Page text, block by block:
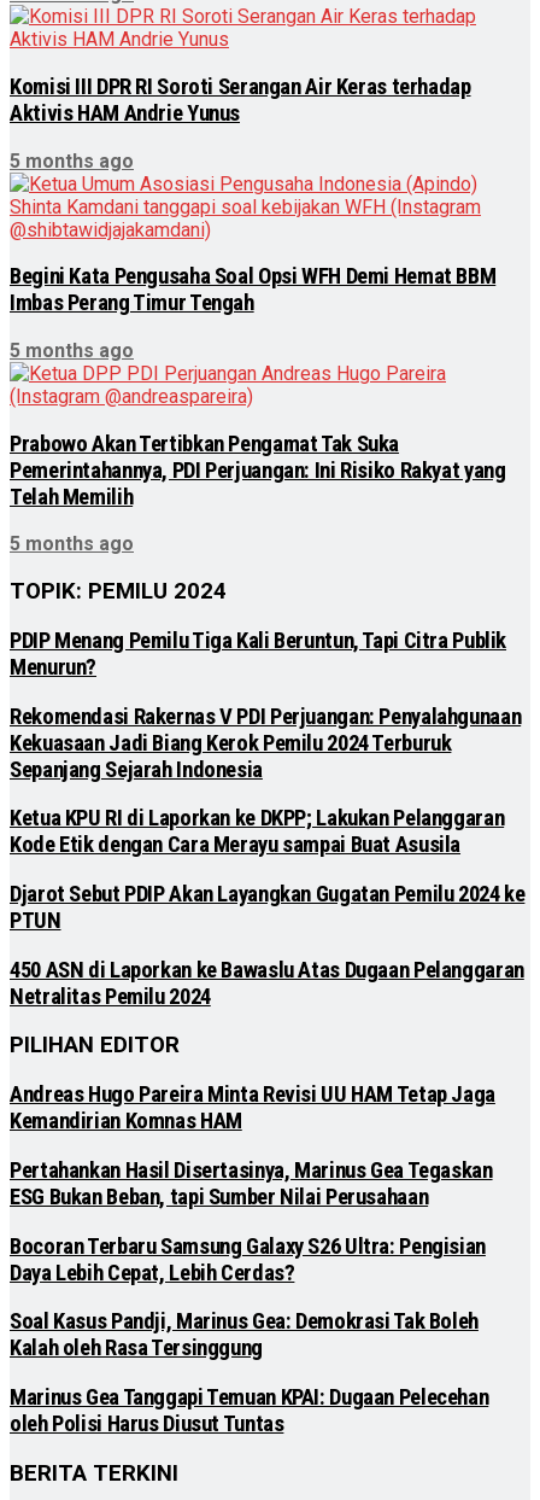
Komisi III DPR RI Soroti Serangan Air Keras terhadap
Aktivis HAM Andrie Yunus
5 months ago
Begini Kata Pengusaha Soal Opsi WFH Demi Hemat BBM
Imbas Perang Timur Tengah
5 months ago
Prabowo Akan Tertibkan Pengamat Tak Suka
Pemerintahannya, PDI Perjuangan: Ini Risiko Rakyat yang
Telah Memilih
5 months ago
TOPIK: PEMILU 2024
PDIP Menang Pemilu Tiga Kali Beruntun, Tapi Citra Publik
Menurun?
Rekomendasi Rakernas V PDI Perjuangan: Penyalahgunaan
Kekuasaan Jadi Biang Kerok Pemilu 2024 Terburuk
Sepanjang Sejarah Indonesia
Ketua KPU RI di Laporkan ke DKPP; Lakukan Pelanggaran
Kode Etik dengan Cara Merayu sampai Buat Asusila
Djarot Sebut PDIP Akan Layangkan Gugatan Pemilu 2024 ke
PTUN
450 ASN di Laporkan ke Bawaslu Atas Dugaan Pelanggaran
Netralitas Pemilu 2024
PILIHAN EDITOR
Andreas Hugo Pareira Minta Revisi UU HAM Tetap Jaga
Kemandirian Komnas HAM
Pertahankan Hasil Disertasinya, Marinus Gea Tegaskan
ESG Bukan Beban, tapi Sumber Nilai Perusahaan
Bocoran Terbaru Samsung Galaxy S26 Ultra: Pengisian
Daya Lebih Cepat, Lebih Cerdas?
Soal Kasus Pandji, Marinus Gea: Demokrasi Tak Boleh
Kalah oleh Rasa Tersinggung
Marinus Gea Tanggapi Temuan KPAI: Dugaan Pelecehan
oleh Polisi Harus Diusut Tuntas
BERITA TERKINI